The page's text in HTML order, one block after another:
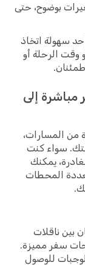
بوضوح، حتى
سهولة اتخاذ
وقت الرحلة أو
مباشرة إلى
من المسارات،
سواء كنت
يمكنك
المحطات
بين ناقلات
سفر مميزة.
للوصول